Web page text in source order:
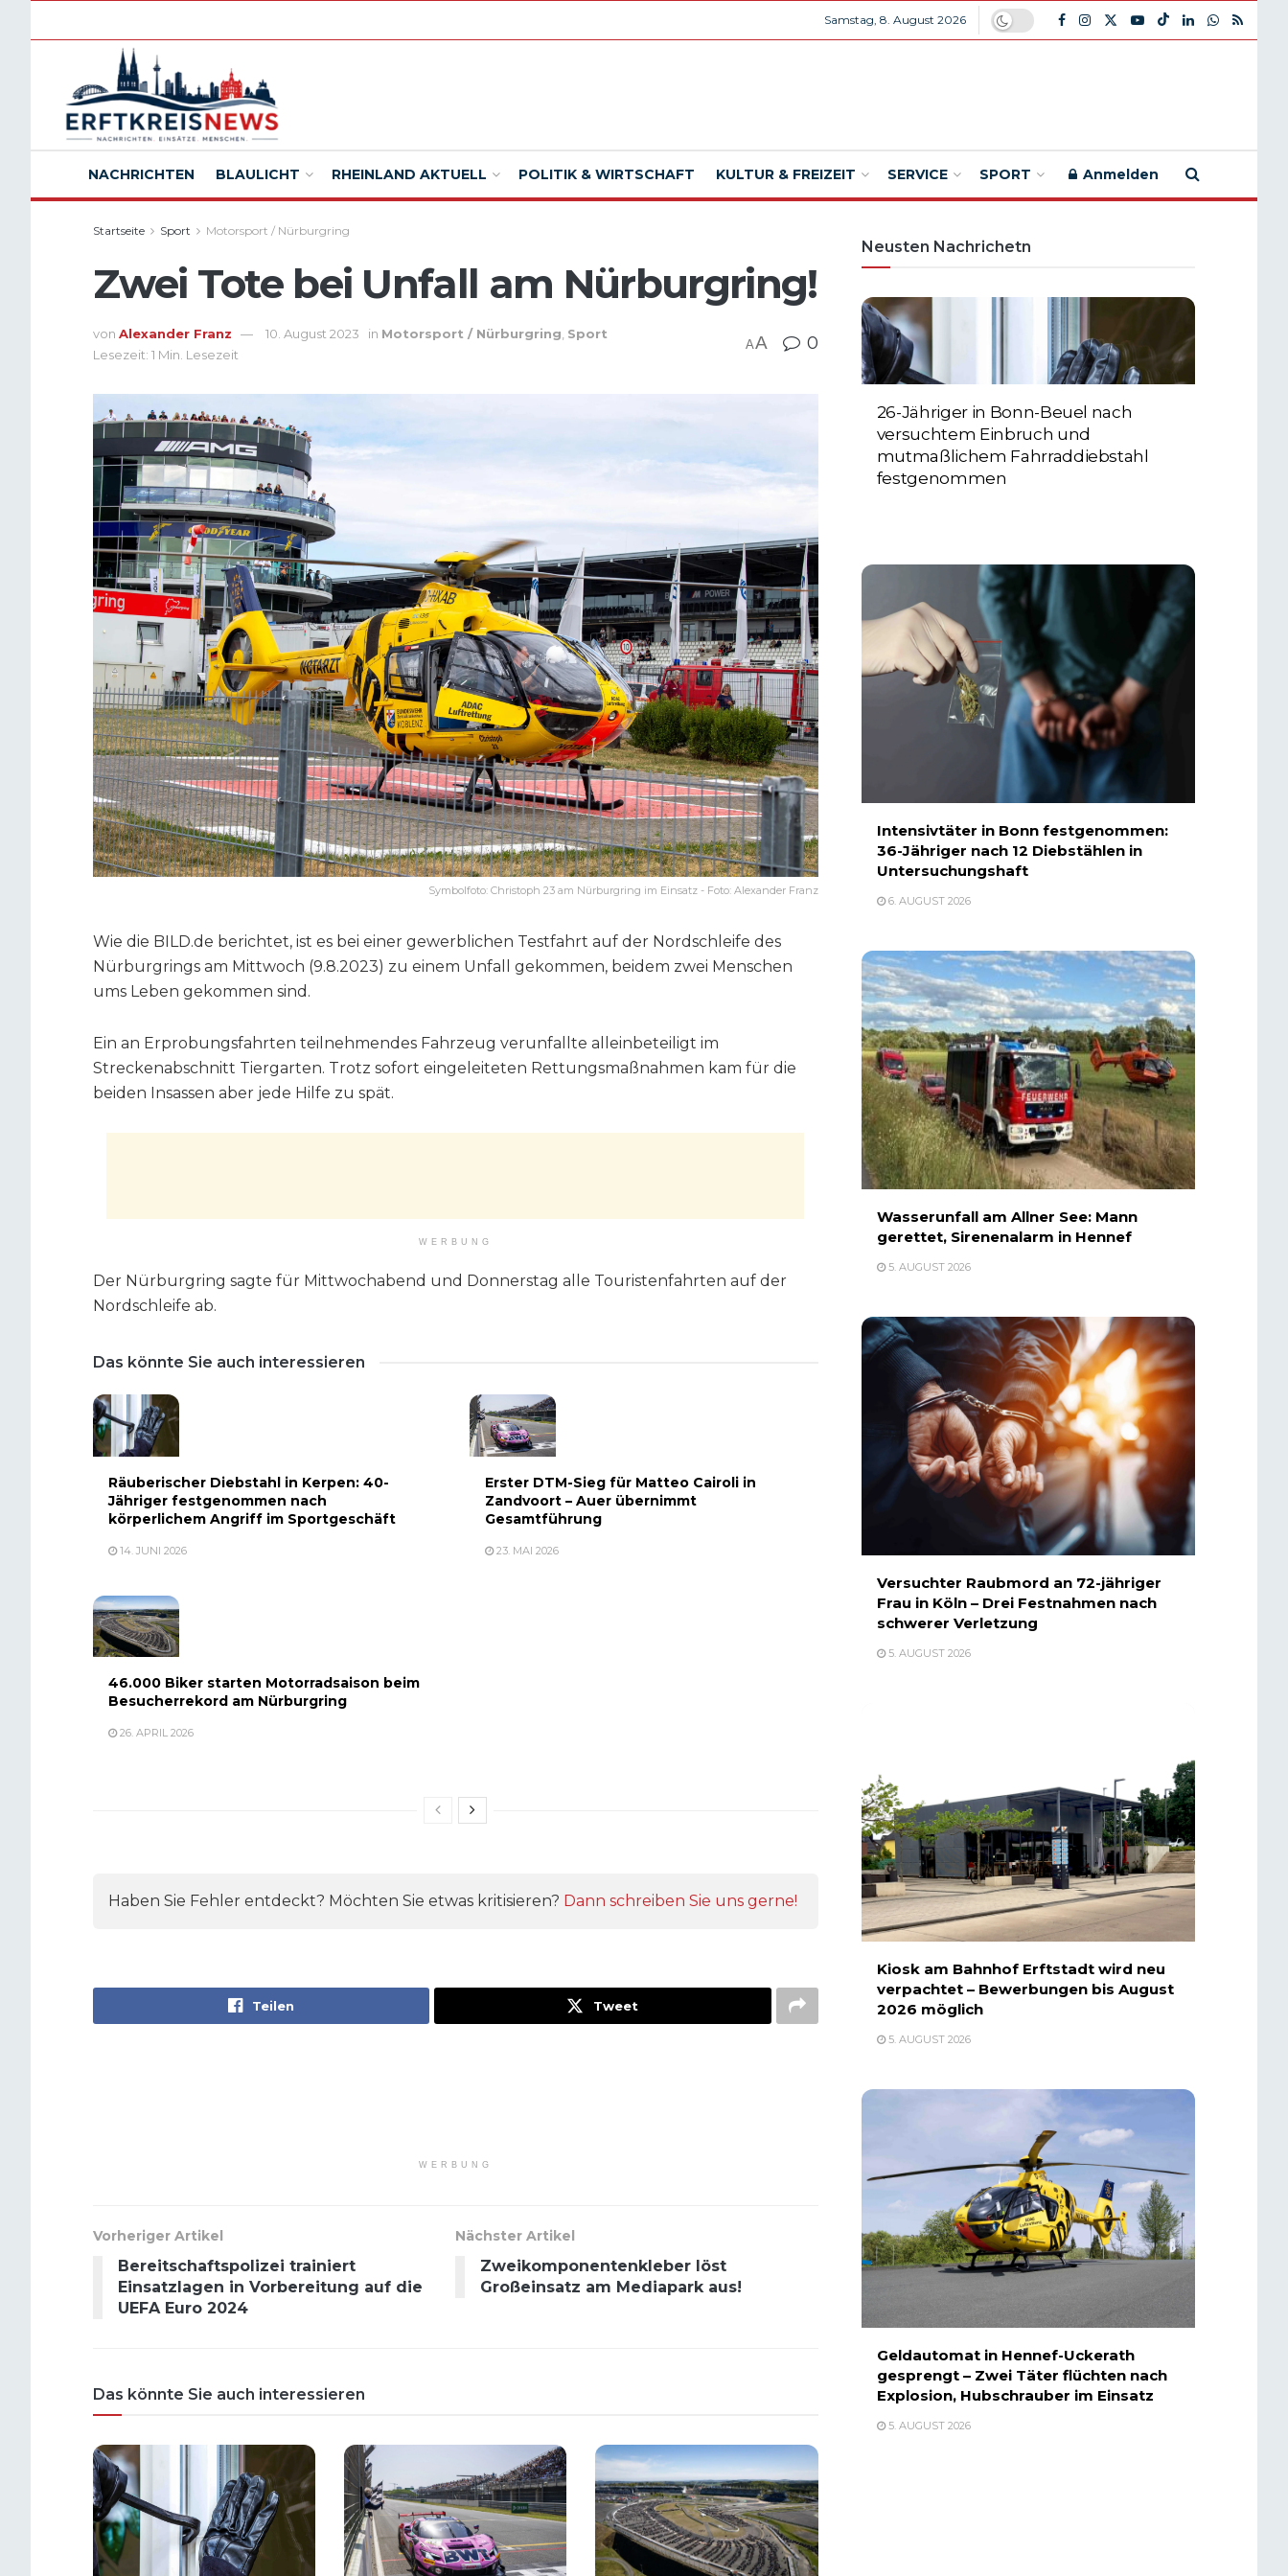
Samstag, 8. August 2026
NACHRICHTEN BLAULICHT RHEINLAND AKTUELL POLITIK & WIRTSCHAFT KULTUR & FREIZEIT SERVICE SPORT Anmelden
Startseite Sport Motorsport / Nürburgring
Zwei Tote bei Unfall am Nürburgring!
von Alexander Franz 10. August 2023 in Motorsport / Nürburgring Sport
Lesezeit: 1 Min. Lesezeit
AA 0
Symbolfoto: Christoph 23 am Nürburgring im Einsatz - Foto: Alexander Franz
Wie die BILD.de berichtet, ist es bei einer gewerblichen Testfahrt auf der Nordschleife des
Nürburgrings am Mittwoch (9.8.2023) zu einem Unfall gekommen, beidem zwei Menschen
ums Leben gekommen sind.
Ein an Erprobungsfahrten teilnehmendes Fahrzeug verunfallte alleinbeteiligt im
Streckenabschnitt Tiergarten. Trotz sofort eingeleiteten Rettungsmaßnahmen kam für die
beiden Insassen aber jede Hilfe zu spät.
WERBUNG
Der Nürburgring sagte für Mittwochabend und Donnerstag alle Touristenfahrten auf der
Nordschleife ab.
Das könnte Sie auch interessieren
Räuberischer Diebstahl in Kerpen: 40-
Jähriger festgenommen nach
körperlichem Angriff im Sportgeschäft
14. JUNI 2026
Erster DTM-Sieg für Matteo Cairoli in
Zandvoort – Auer übernimmt
Gesamtführung
23. MAI 2026
46.000 Biker starten Motorradsaison beim
Besucherrekord am Nürburgring
26. APRIL 2026
Haben Sie Fehler entdeckt? Möchten Sie etwas kritisieren? Dann schreiben Sie uns gerne!
Teilen Tweet
WERBUNG
Vorheriger Artikel
Bereitschaftspolizei trainiert
Einsatzlagen in Vorbereitung auf die
UEFA Euro 2024
Nächster Artikel
Zweikomponentenkleber löst
Großeinsatz am Mediapark aus!
Das könnte Sie auch interessieren
Neusten Nachrichetn
26-Jähriger in Bonn-Beuel nach
versuchtem Einbruch und
mutmaßlichem Fahrraddiebstahl
festgenommen
Intensivtäter in Bonn festgenommen:
36-Jähriger nach 12 Diebstählen in
Untersuchungshaft
6. AUGUST 2026
Wasserunfall am Allner See: Mann
gerettet, Sirenenalarm in Hennef
5. AUGUST 2026
Versuchter Raubmord an 72-jähriger
Frau in Köln – Drei Festnahmen nach
schwerer Verletzung
5. AUGUST 2026
Kiosk am Bahnhof Erftstadt wird neu
verpachtet – Bewerbungen bis August
2026 möglich
5. AUGUST 2026
Geldautomat in Hennef-Uckerath
gesprengt – Zwei Täter flüchten nach
Explosion, Hubschrauber im Einsatz
5. AUGUST 2026